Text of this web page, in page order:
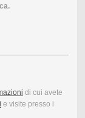
di cui avete
e visite presso i